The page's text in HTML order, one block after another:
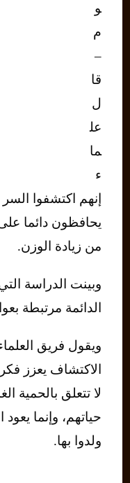
و
م
–
قا
ل
عل
ما
ء
إنهم اكتشفوا
يحافظون دائما
من زيادة الوزن.
وبينت الدراسة
الدائمة مرتبطة
ويقول فريق
الاكتشاف يعزز
لا تتعلق بالحمية
حياتهم، وإنما
ولدوا بها.